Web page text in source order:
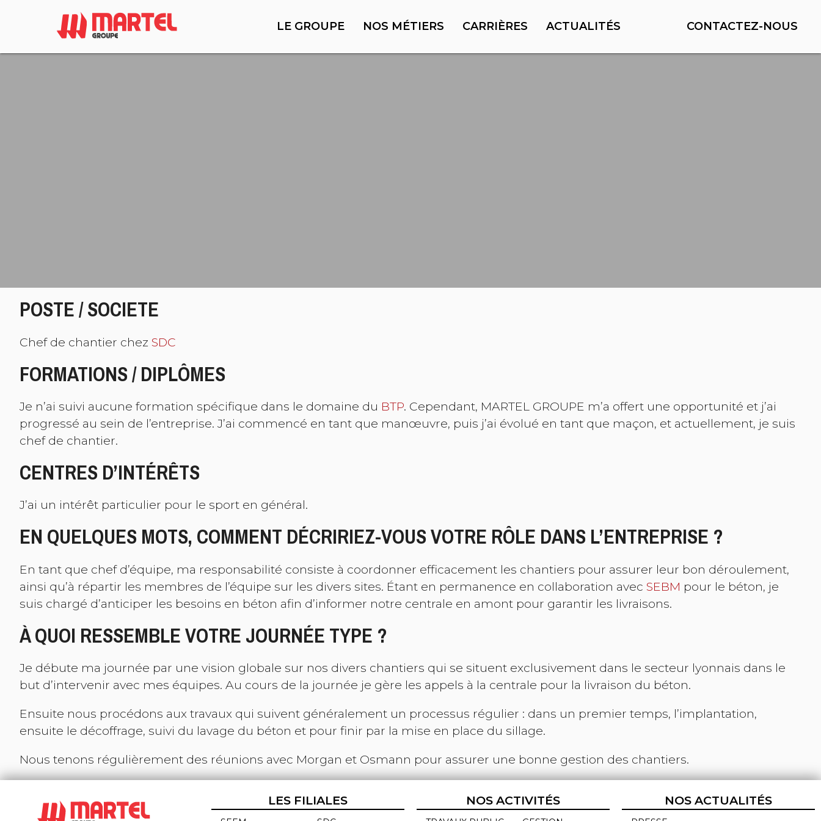
LE GROUPE NOS MÉTIERS CARRIÈRES ACTUALITÉS CONTACTEZ-NOUS
POSTE / SOCIETE
Chef de chantier chez SDC
FORMATIONS / DIPLÔMES
Je n’ai suivi aucune formation spécifique dans le domaine du BTP. Cependant, MARTEL GROUPE m’a offert une opportunité et j’ai
progressé au sein de l’entreprise. J’ai commencé en tant que manœuvre, puis j’ai évolué en tant que maçon, et actuellement, je suis
chef de chantier.
CENTRES D’INTÉRÊTS
J’ai un intérêt particulier pour le sport en général.
EN QUELQUES MOTS, COMMENT DÉCRIRIEZ-VOUS VOTRE RÔLE DANS L’ENTREPRISE ?
En tant que chef d’équipe, ma responsabilité consiste à coordonner efficacement les chantiers pour assurer leur bon déroulement,
ainsi qu’à répartir les membres de l’équipe sur les divers sites. Étant en permanence en collaboration avec SEBM pour le béton, je
suis chargé d’anticiper les besoins en béton afin d’informer notre centrale en amont pour garantir les livraisons.
À QUOI RESSEMBLE VOTRE JOURNÉE TYPE ?
Je débute ma journée par une vision globale sur nos divers chantiers qui se situent exclusivement dans le secteur lyonnais dans le
but d’intervenir avec mes équipes. Au cours de la journée je gère les appels à la centrale pour la livraison du béton.
Ensuite nous procédons aux travaux qui suivent généralement un processus régulier : dans un premier temps, l’implantation,
ensuite le décoffrage, suivi du lavage du béton et pour finir par la mise en place du sillage.
Nous tenons régulièrement des réunions avec Morgan et Osmann pour assurer une bonne gestion des chantiers.
LES FILIALES NOS ACTIVITÉS NOS ACTUALITÉS